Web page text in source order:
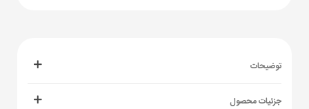
توضیحات
جزئیات محصول